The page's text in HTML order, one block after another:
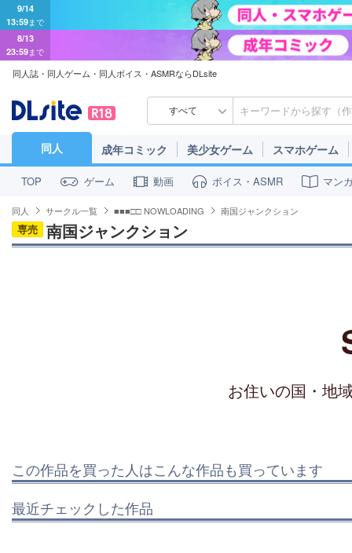
9/14
13:59まで
8/13
23:59まで
同人誌・同人ゲーム・同人ボイス・ASMRならDLsite
すべて
同人 成年コミック 美少女ゲーム スマホゲーム
TOP ゲーム 動画 ボイス・ASMR マン
同人 サークル一覧 ■■■□□ NOWLOADING 南国ジャンクション
専売 南国ジャンクション
お住いの国・地
この作品を買った人はこんな作品も買っています
最近チェックした作品